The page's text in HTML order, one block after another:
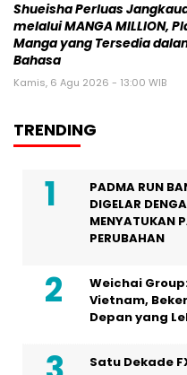
Shueisha Perluas
melalui MANGA MILLION,
Manga yang Tersedia
Bahasa
Kamis, 6 Agu 2026 - 13:00 WIB
TRENDING
PADMA RUN
DIGELAR
MENYATUKAN
PERUBAHAN
Weichai
Vietnam,
Depan yang
Satu Dekade